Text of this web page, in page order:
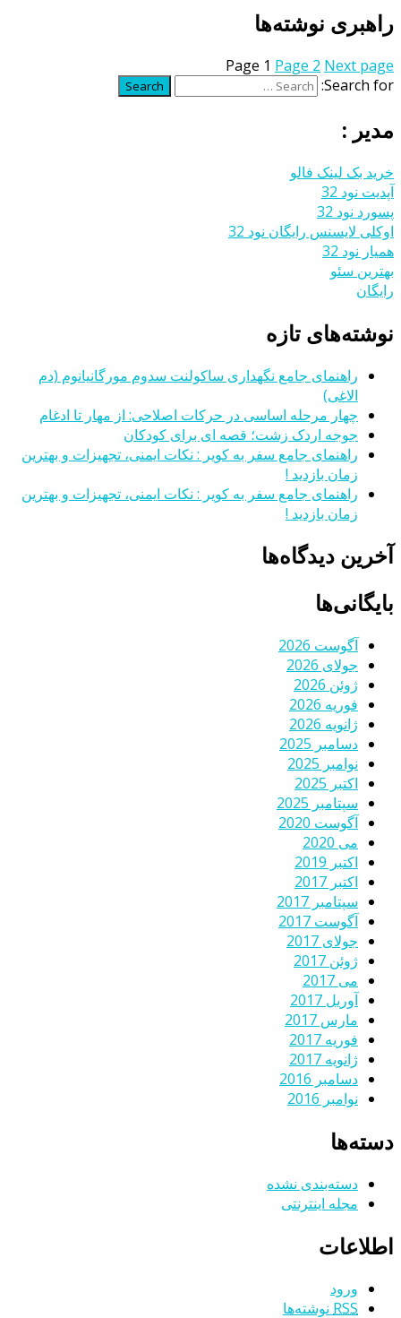
راهبری نوشته‌ها
Page 1 Page 2 Next page
Search for:
Search
مدیر :
خرید بک لینک فالو
آپدیت نود 32
پسورد نود 32
اوکلی لایسنس رایگان نود 32
همیار نود 32
بهترین سئو
رایگان
نوشته‌های تازه
راهنمای جامع نگهداری ساکولنت سدوم مورگانیانوم (دم
الاغی)
چهار مرحله اساسی در حرکات اصلاحی: از مهار تا ادغام
جوجه اردک زشت؛ قصه ای برای کودکان
راهنمای جامع سفر به کویر : نکات ایمنی، تجهیزات و بهترین
زمان بازدید !
راهنمای جامع سفر به کویر : نکات ایمنی، تجهیزات و بهترین
زمان بازدید !
آخرین دیدگاه‌ها
بایگانی‌ها
آگوست 2026
جولای 2026
ژوئن 2026
فوریه 2026
ژانویه 2026
دسامبر 2025
نوامبر 2025
اکتبر 2025
سپتامبر 2025
آگوست 2020
می 2020
اکتبر 2019
اکتبر 2017
سپتامبر 2017
آگوست 2017
جولای 2017
ژوئن 2017
می 2017
آوریل 2017
مارس 2017
فوریه 2017
ژانویه 2017
دسامبر 2016
نوامبر 2016
دسته‌ها
دسته‌بندی نشده
مجله اینترنتی
اطلاعات
ورود
RSS نوشته‌ها